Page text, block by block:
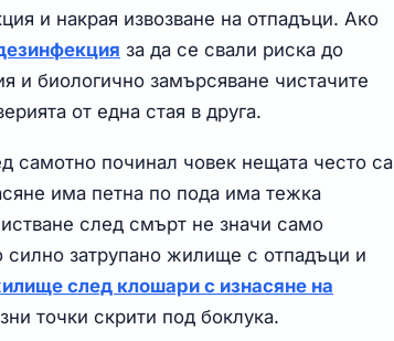
и накрая извозване на отпадъци. Ако
за да се свали риска до
и биологично замърсяване чистачите
от една стая в друга.
самотно починал човек нещата често са
има петна по пода има тежка
след смърт не значи само
силно затрупано жилище с отпадъци и
след клошари с изнасяне на
точки скрити под боклука.